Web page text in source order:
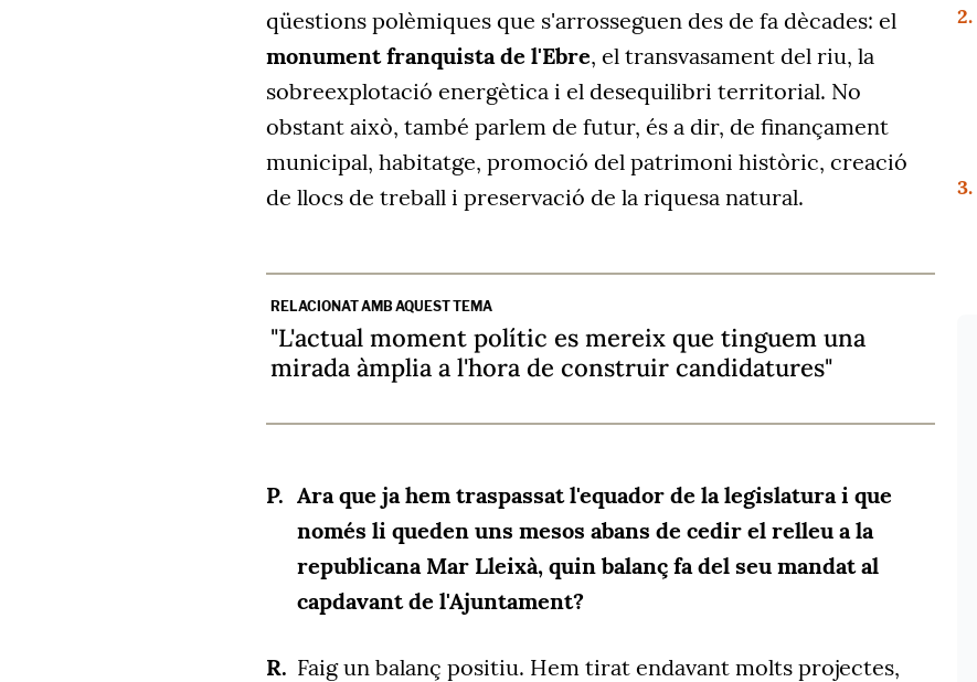
qüestions polèmiques que s'arrosseguen des de fa dècades: el
monument franquista de l'Ebre, el transvasament del riu, la
sobreexplotació energètica i el desequilibri territorial. No
obstant això, també parlem de futur, és a dir, de finançament
municipal, habitatge, promoció del patrimoni històric, creació
de llocs de treball i preservació de la riquesa natural.
RELACIONAT AMB AQUEST TEMA
"L'actual moment polític es mereix que tinguem una
mirada àmplia a l'hora de construir candidatures"
Ara que ja hem traspassat l'equador de la legislatura i que
només li queden uns mesos abans de cedir el relleu a la
republicana Mar Lleixà, quin balanç fa del seu mandat al
capdavant de l'Ajuntament?
Faig un balanç positiu. Hem tirat endavant molts projectes,
2.
3.